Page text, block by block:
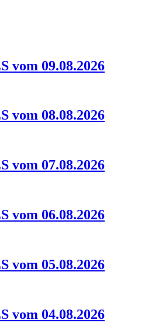
vom 09.08.2026
vom 08.08.2026
vom 07.08.2026
vom 06.08.2026
vom 05.08.2026
vom 04.08.2026